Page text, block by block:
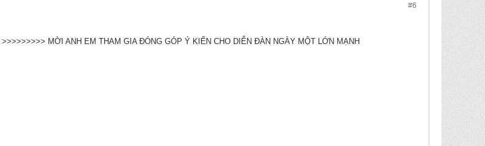
#6
>>>>>>>>> MỜI ANH EM THAM GIA ĐÓNG GÓP Ý KIẾN CHO DIỄN ĐÀN NGÀY MỘT LỚN MẠNH